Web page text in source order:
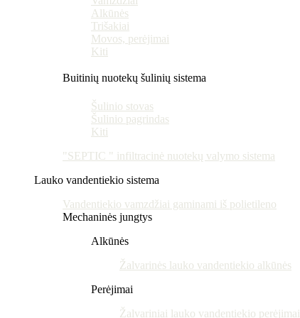
Alkūnės
Trišakiai
Movos, perėjimai
Kiti
Buitinių nuotekų šulinių sistema
Šulinio stovas
Šulinio pagrindas
Kiti
"SEPTIC " infiltracinė nuotekų valymo sistema
Lauko vandentiekio sistema
Vandentiekio vamzdžiai gaminami iš polietileno
Mechaninės jungtys
Alkūnės
Žalvarinės lauko vandentiekio alkūnės
Perėjimai
Žalvariniai lauko vandentiekio perėjimai